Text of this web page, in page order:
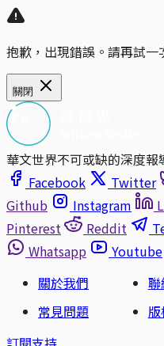
抱歉，出現錯誤。請再試一
關閉
華文世界不可或缺的深度報
Facebook
Twitter
Github
Instagram
Pinterest
Reddit
Whatsapp
Youtube
關於我們
聯
常見問題